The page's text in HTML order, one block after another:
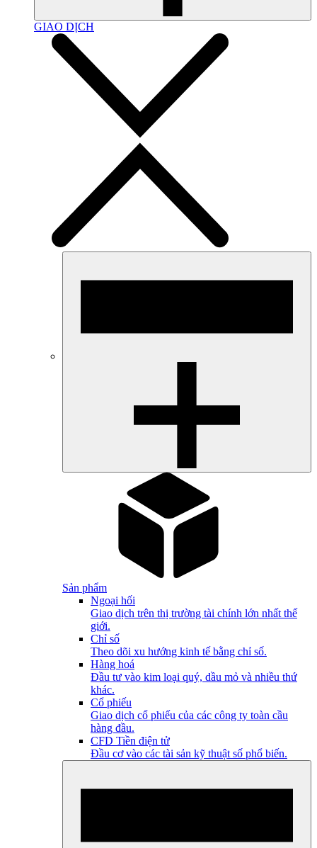
GIAO DỊCH
Sản phẩm
Ngoại hối
Giao dịch trên thị trường tài chính lớn nhất thế
giới.
Chỉ số
Theo dõi xu hướng kinh tế bằng chỉ số.
Hàng hoá
Đầu tư vào kim loại quý, dầu mỏ và nhiều thứ
khác.
Cổ phiếu
Giao dịch cổ phiếu của các công ty toàn cầu
hàng đầu.
CFD Tiền điện tử
Đầu cơ vào các tài sản kỹ thuật số phổ biến.